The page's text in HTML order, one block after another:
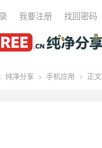
我要注册 找回密码
纯净分享  手机应用  正文